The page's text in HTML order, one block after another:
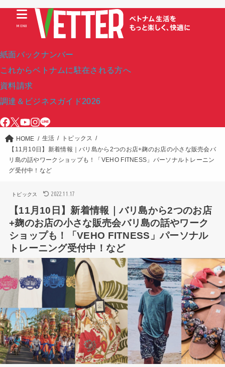
紙面バックナンバー
これからベトナムに駐在される方へ
資料請求
調達＆ビジネスガイド2026
MENU
HOME 生活
トピックス
【11月10日】新着情報｜バリ島から2つのお店+麹のお店の小さな販売会バ
リ島の話やワークショップも！「VEHO FITNESS」パーソナルトレーニン
グ受付中！など
トピックス 2022.11.17
【11月10日】新着情報｜バリ島から2つのお店
+麹のお店の小さな販売会バリ島の話やワーク
ショップも！「VEHO FITNESS」パーソナル
トレーニング受付中！など